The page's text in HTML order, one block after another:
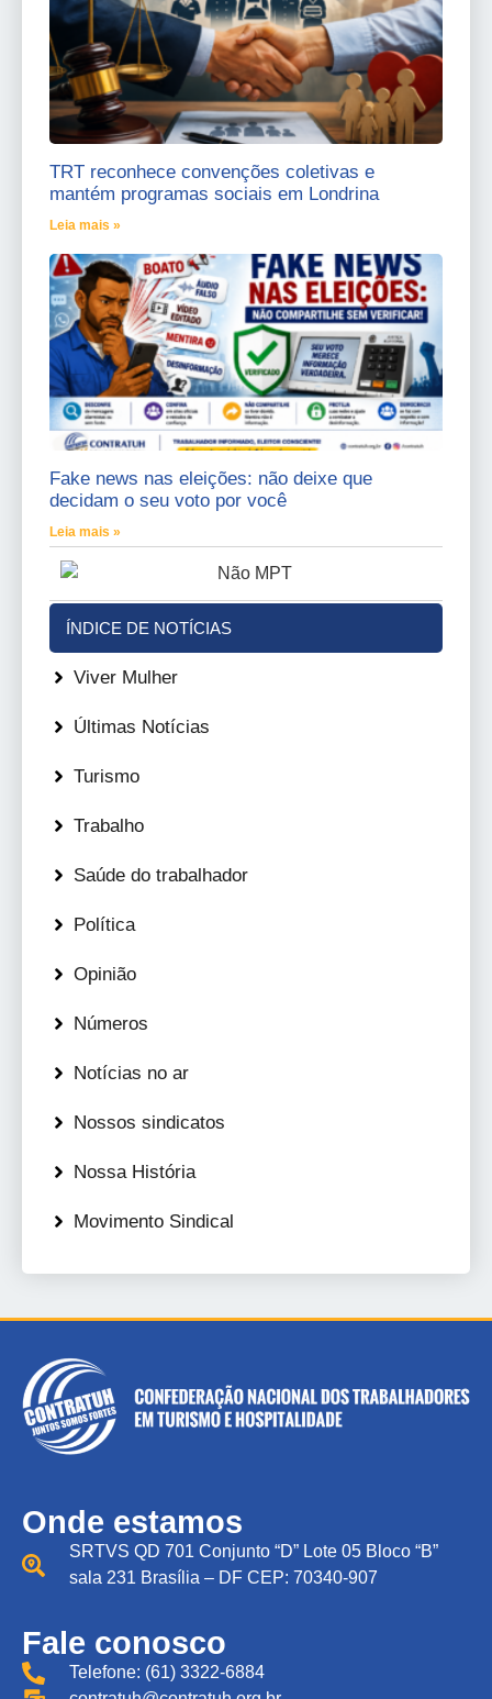
TRT reconhece convenções coletivas e
mantém programas sociais em Londrina
Leia mais »
Fake news nas eleições: não deixe que
decidam o seu voto por você
Leia mais »
ÍNDICE DE NOTÍCIAS
Viver Mulher
Últimas Notícias
Turismo
Trabalho
Saúde do trabalhador
Política
Opinião
Números
Notícias no ar
Nossos sindicatos
Nossa História
Movimento Sindical
Onde estamos
SRTVS QD 701 Conjunto “D” Lote 05 Bloco “B”
sala 231 Brasília – DF CEP: 70340-907
Fale conosco
Telefone: (61) 3322-6884